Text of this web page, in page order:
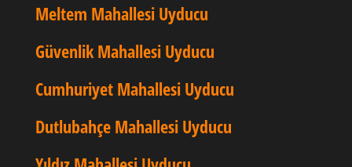
Meltem Mahallesi Uyducu
Güvenlik Mahallesi Uyducu
Cumhuriyet Mahallesi Uyducu
Dutlubahçe Mahallesi Uyducu